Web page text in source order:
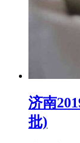
济南
批)